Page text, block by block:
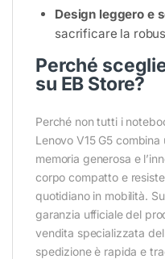
Design leggero e
sacrificare la
Perché
su EB Store?
Perché non tutti i
Lenovo V15 G5
memoria generosa e
corpo compatto e
quotidiano in mobilità.
garanzia ufficiale del
vendita specializzata
spedizione è rapida e